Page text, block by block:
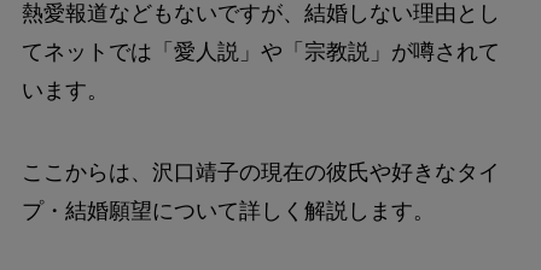
熱愛報道などもないですが、結婚しない理由とし
てネットでは「愛人説」や「宗教説」が噂されて
います。
ここからは、沢口靖子の現在の彼氏や好きなタイ
プ・結婚願望について詳しく解説します。